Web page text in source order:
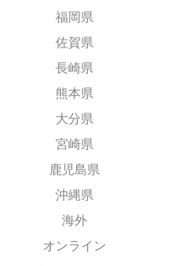
福岡県
佐賀県
長崎県
熊本県
大分県
宮崎県
鹿児島県
沖縄県
海外
オンライン